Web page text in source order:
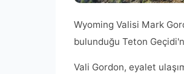
Wyoming Valisi Mark
bulunduğu Teton
Vali Gordon, eyalet